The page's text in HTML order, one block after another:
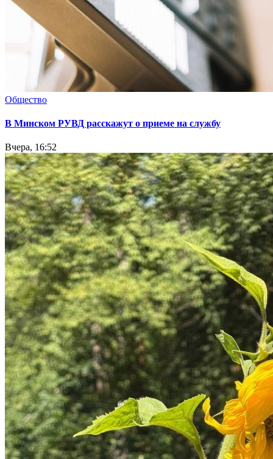
Общество
В Минском РУВД расскажут о приеме на службу
Вчера, 16:52